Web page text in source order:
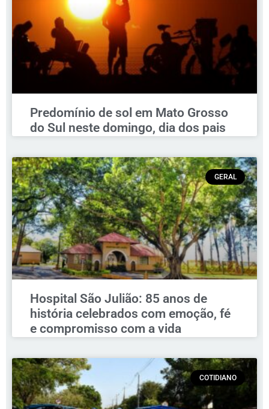
Predomínio de sol em Mato Grosso
do Sul neste domingo, dia dos pais
GERAL
Hospital São Julião: 85 anos de
história celebrados com emoção, fé
e compromisso com a vida
COTIDIANO